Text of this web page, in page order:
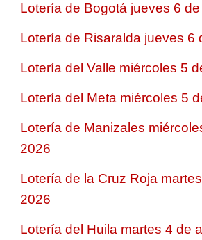
Lotería de Bogotá jueves 6
Lotería de Risaralda jueves 6
Lotería del Valle miércoles 5
Lotería del Meta miércoles 5
Lotería de Manizales
2026
Lotería de la Cruz Roja
2026
Lotería del Huila martes 4 de